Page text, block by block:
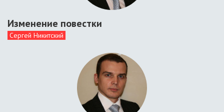
Изменение повестки
Сергей Никитский